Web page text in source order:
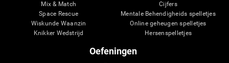
Mix & Match
Space Rescue
Wiskunde Waanzin
Knikker Wedstrijd
Cijfers
Mentale Behendigheids spelletjes
Online geheugen spelletjes
Hersenspelletjes
Oefeningen